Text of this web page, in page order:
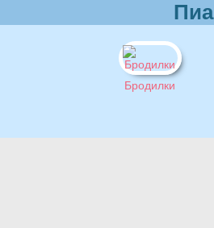
Бродилки